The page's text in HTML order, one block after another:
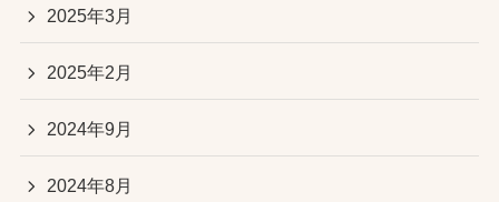
2025年3月
2025年2月
2024年9月
2024年8月